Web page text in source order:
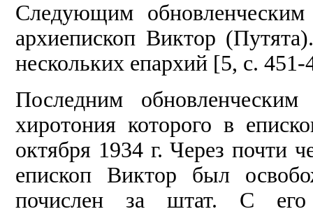
Следующим
архиепископ Виктор
нескольких епархий [5, с. 451-
Последним
хиротония которого в
октября 1934 г. Через почти
епископ Виктор был
почислен за штат. С его